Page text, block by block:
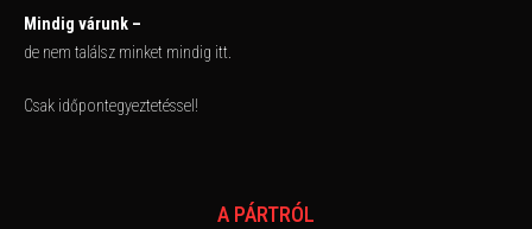
Mindig várunk –
de nem találsz minket mindig itt.
Csak időpontegyeztetéssel!
A PÁRTRÓL